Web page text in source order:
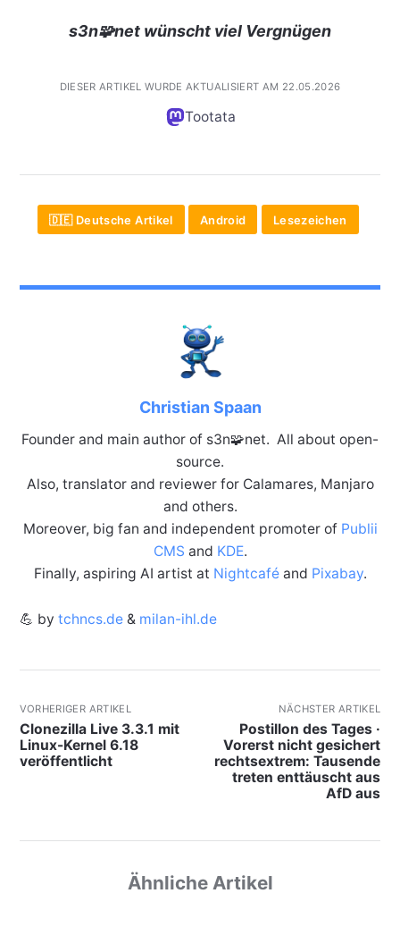
s3n🧩net wünscht viel Vergnügen
DIESER ARTIKEL WURDE AKTUALISIERT AM 22.05.2026
Tootata
🇩🇪 Deutsche Artikel Android Lesezeichen
Christian Spaan
Founder and main author of s3n🧩net. All about open-
source.
Also, translator and reviewer for Calamares, Manjaro
and others.
Moreover, big fan and independent promoter of Publii
CMS and KDE.
Finally, aspiring AI artist at Nightcaféand Pixabay.
💪 by tchncs.de& milan-ihl.de
VORHERIGER ARTIKEL
Clonezilla Live 3.3.1 mit
Linux-Kernel 6.18
veröffentlicht
NÄCHSTER ARTIKEL
Postillon des Tages ·
Vorerst nicht gesichert
rechtsextrem: Tausende
treten enttäuscht aus
AfD aus
Ähnliche Artikel